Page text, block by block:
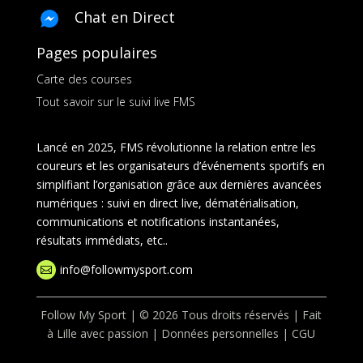
Chat en Direct
Pages populaires
Carte des courses
Tout savoir sur le suivi live FMS
Lancé en 2025, FMS révolutionne la relation entre les
coureurs et les organisateurs d’événements sportifs en
simplifiant l’organisation grâce aux dernières avancées
numériques : suivi en direct live, dématérialisation,
communications et notifications instantanées,
résultats immédiats, etc..
 info@followmysport.com
Follow My Sport | © 2026 Tous droits réservés | Fait
à Lille avec passion | Données personnelles |CGU